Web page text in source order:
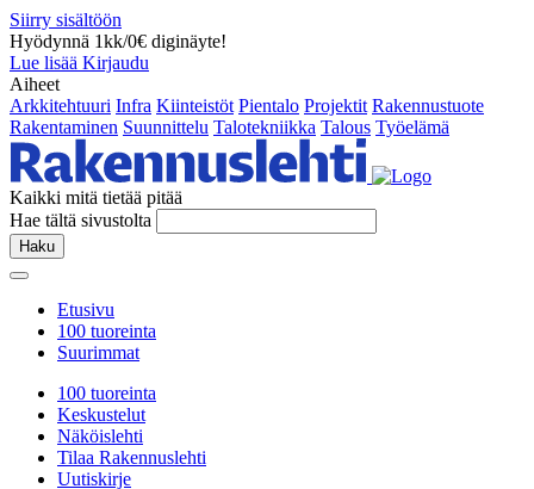
Siirry sisältöön
Hyödynnä 1kk/0€ diginäyte!
Lue lisää Kirjaudu
Aiheet
Arkkitehtuuri Infra Kiinteistöt Pientalo Projektit Rakennustuote
Rakentaminen Suunnittelu Talotekniikka Talous Työelämä
Kaikki mitä tietää pitää
Hae tältä sivustolta
Haku
Etusivu
100 tuoreinta
Suurimmat
100 tuoreinta
Keskustelut
Näköislehti
Tilaa Rakennuslehti
Uutiskirje